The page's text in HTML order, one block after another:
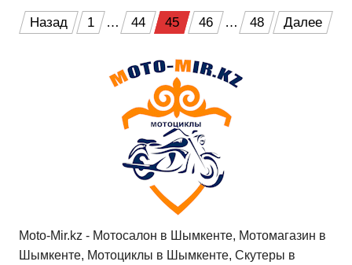
at
s
c
e
tt
er
n
o
kl
a
ss
ni
ki
e
gr
a
m
.R
u
er п
р
Пагинация
Назад 1 … 44 45 46 … 48 Далее
Moto-Mir.kz - Мотосалон в Шымкенте, Мотомагазин в
Шымкенте, Мотоциклы в Шымкенте, Скутеры в